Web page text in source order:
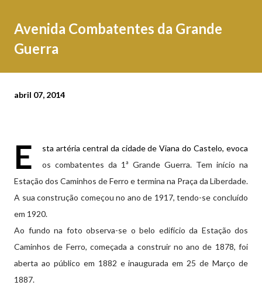
Avenida Combatentes da Grande
Guerra
abril 07, 2014
E
sta artéria central da cidade de Viana do Castelo, evoca
os combatentes da 1ª Grande Guerra. Tem início na
Estação dos Caminhos de Ferro e termina na Praça da Liberdade.
A sua construção começou no ano de 1917, tendo-se concluído
em 1920.
Ao fundo na foto observa-se o belo edifício da Estação dos
Caminhos de Ferro, começada a construir no ano de 1878, foi
aberta ao público em 1882 e inaugurada em 25 de Março de
1887.